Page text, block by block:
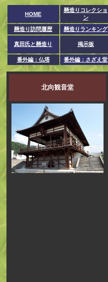
HOME
懸造りコレクショ
ン
懸造り訪問履歴
懸造りランキング
真田氏と懸造り 掲示板
番外編：仏塔 番外編：さざえ堂
北向観音堂